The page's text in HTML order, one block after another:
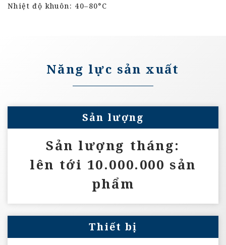
Nhiệt độ khuôn: 40–80°C
Năng lực sản xuất
Sản lượng
Sản lượng tháng:
lên tới 10.000.000 sản
phẩm
Thiết bị